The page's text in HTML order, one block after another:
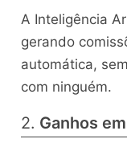
A Inteligência
gerando
automática,
com ninguém.
2. Ganhos